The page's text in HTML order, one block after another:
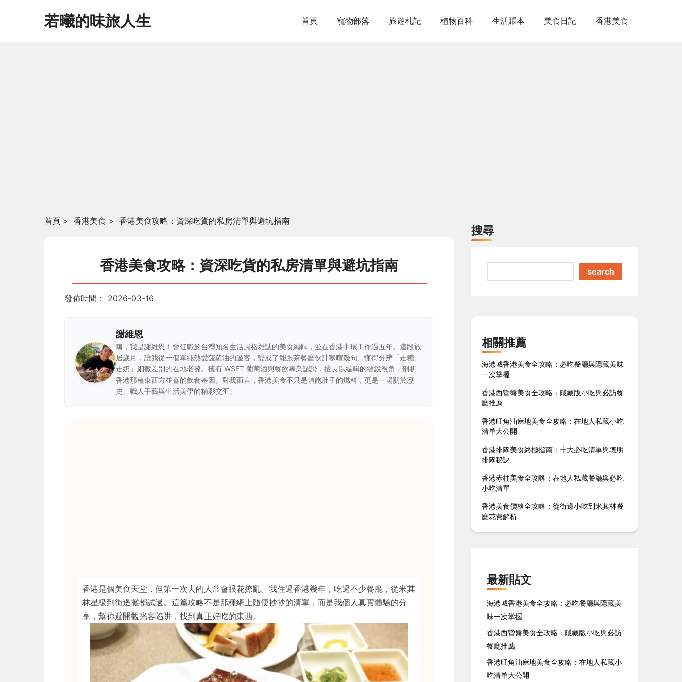
若曦的味旅人生 首頁 寵物部落 旅遊札記 植物百科 生活賬本 美食日記 香港美食
首頁 > 香港美食 > 香港美食攻略：資深吃貨的私房清單與避坑指南
香港美食攻略：資深吃貨的私房清單與避坑指南
發佈時間： 2026-03-16
謝維恩
嗨，我是謝維恩！曾任職於台灣知名生活風格雜誌的美食編輯，並在香港中環工作過五年。這段旅
居歲月，讓我從一個單純熱愛菠蘿油的遊客，變成了能跟茶餐廳伙計寒暄幾句、懂得分辨「走糖、
走奶」細微差別的在地老饕。擁有 WSET 葡萄酒與餐飲專業認證，擅長以編輯的敏銳視角，剖析
香港那種東西方並蓄的飲食基因。對我而言，香港美食不只是填飽肚子的燃料，更是一場關於歷
史、職人手藝與生活美學的精彩交匯。
香港是個美食天堂，但第一次去的人常會眼花撩亂。我住過香港幾年，吃過不少餐廳，從米其
林星級到街邊攤都試過。這篇攻略不是那種網上隨便抄抄的清單，而是我個人真實體驗的分
享，幫你避開觀光客陷阱，找到真正好吃的東西。
搜尋
search
相關推薦
海港城香港美食全攻略：必吃餐廳與隱藏美味
一次掌握
香港西營盤美食全攻略：隱藏版小吃與必訪餐
廳推薦
香港旺角油麻地美食全攻略：在地人私藏小吃
清单大公開
香港排隊美食終極指南：十大必吃清單與聰明
排隊秘訣
香港赤柱美食全攻略：在地人私藏餐廳與必吃
小吃清單
香港美食價格全攻略：從街邊小吃到米其林餐
廳花費解析
最新貼文
海港城香港美食全攻略：必吃餐廳與隱藏美
味一次掌握
香港西營盤美食全攻略：隱藏版小吃與必訪
餐廳推薦
香港旺角油麻地美食全攻略：在地人私藏小
吃清单大公開